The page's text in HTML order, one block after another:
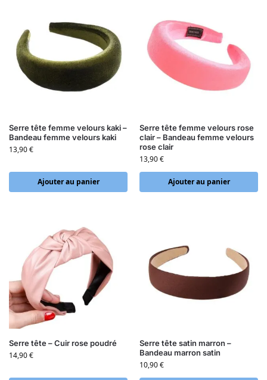
Serre tête femme velours kaki –
Bandeau femme velours kaki
13,90€
Ajouter au panier
Serre tête femme velours rose
clair – Bandeau femme velours
rose clair
13,90€
Ajouter au panier
Serre tête – Cuir rose poudré
14,90€
Serre tête satin marron –
Bandeau marron satin
10,90€